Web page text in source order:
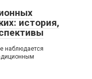
история,
наблюдается